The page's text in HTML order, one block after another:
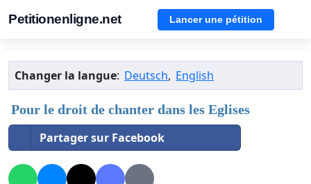
Petitionenligne.net Lancer une pétition
Changer la langue: Deutsch, English
Pour le droit de chanter dans les Eglises
Partager sur Facebook